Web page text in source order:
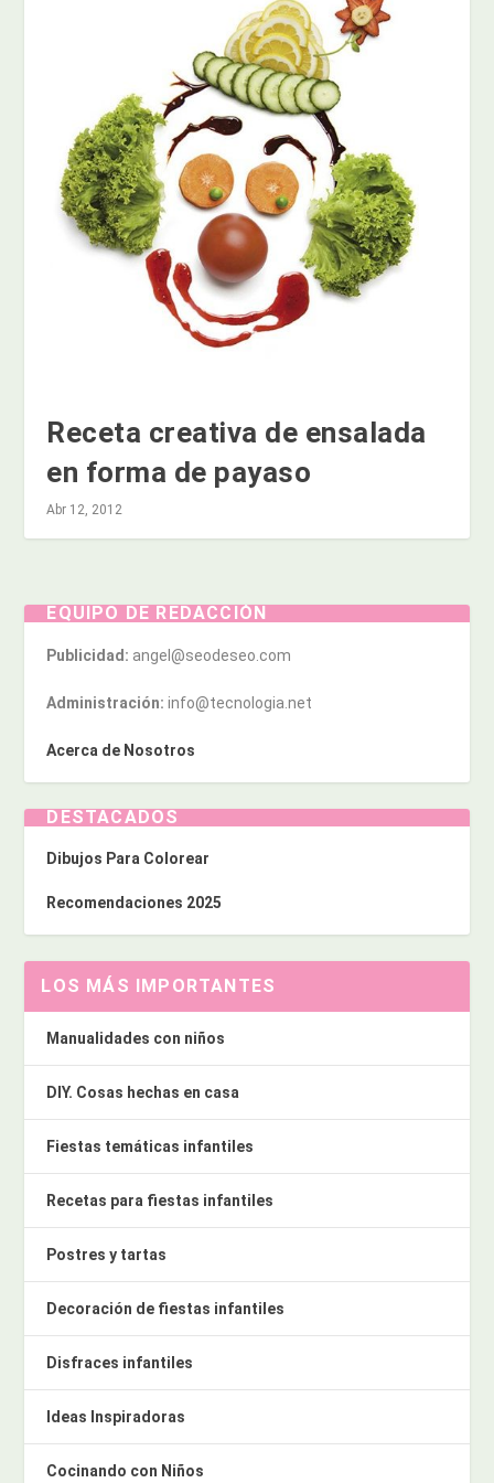
Receta creativa de ensalada
en forma de payaso
Abr 12, 2012
EQUIPO DE REDACCIÓN
Publicidad: angel@seodeseo.com
Administración: info@tecnologia.net
Acerca de Nosotros
DESTACADOS
Dibujos Para Colorear
Recomendaciones 2025
LOS MÁS IMPORTANTES
Manualidades con niños
DIY. Cosas hechas en casa
Fiestas temáticas infantiles
Recetas para fiestas infantiles
Postres y tartas
Decoración de fiestas infantiles
Disfraces infantiles
Ideas Inspiradoras
Cocinando con Niños